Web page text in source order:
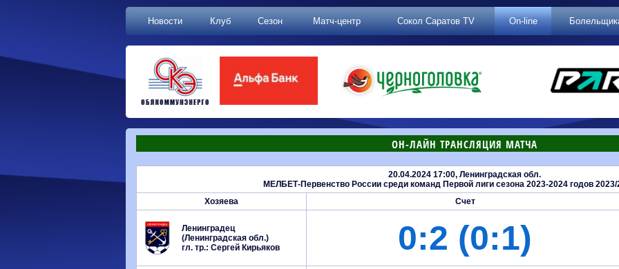
Новости Клуб Сезон Матч-центр Сокол Саратов TV On-line
ОН-ЛАЙН ТРАНСЛЯЦИЯ МАТЧА
20.04.2024 17:00, Ленинградская обл.
МЕЛБЕТ-Первенство России среди команд Первой лиги сезона 2023-2024 годов 2023/
Хозяева
Счет
Ленинградец
(Ленинградская обл.)
гл. тр.: Сергей Кирьяков
0:2 (0:1)